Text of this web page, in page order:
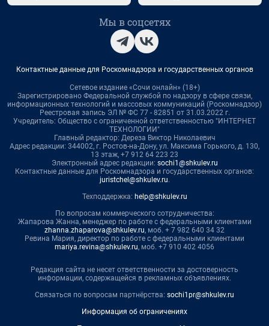
Мы в соцсетях
Контактные данные для Роскомнадзора и государственных органов
Сетевое издание «Сочи онлайн» (18+)
Зарегистрировано Федеральной службой по надзору в сфере связи,
информационных технологий и массовых коммуникаций (Роскомнадзор)
Реестровая запись ЭЛ № ФС 77 - 82851 от 31.03.2022 г.
Учредитель: Общество с ограниченной ответственностью "ИНТЕРНЕТ
ТЕХНОЛОГИИ"
Главный редактор: Дереза Виктор Николаевич
Адрес редакции: 344002, г. Ростов-на-Дону, ул. Максима Горького, д. 130,
13 этаж, +7 912 64 223 23
Электронный адрес редакции: sochi1@shkulev.ru
Контактные данные для Роскомнадзора и государственных органов:
juristchel@shkulev.ru.
Техподдержка: help@shkulev.ru
По вопросам коммерческого сотрудничества:
Жапарова Жанна, менеджер по работе с федеральными клиентами
zhanna.zhaparova@shkulev.ru, моб. + 7 982 640 34 32
Ревина Мария, директор по работе с федеральными клиентами
mariya.revina@shkulev.ru, моб. +7 910 402 4056
Редакция сайта не несет ответственности за достоверность
информации, содержащейся в рекламных объявлениях.
Связаться по вопросам партнёрства: sochi1pr@shkulev.ru
Информация об ограничениях